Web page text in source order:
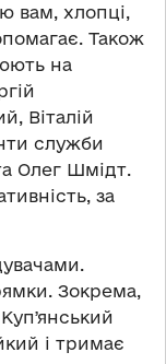
вам, хлопці,
Також
на
Віталій
служби
Олег Шмідт.
за
Зокрема,
і тримає